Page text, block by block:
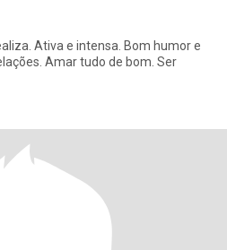
Ativa e intensa. Bom humor e
Amar tudo de bom. Ser